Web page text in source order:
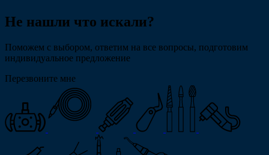
Не нашли что искали?
Поможем с выбором, ответим на все вопросы, подготовим
индивидуальное предложение
Перезвоните мне